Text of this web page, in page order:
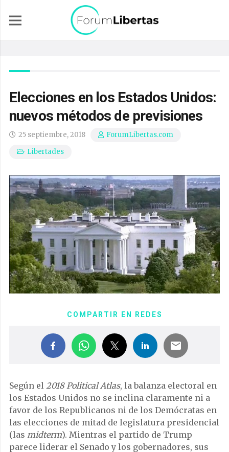
Elecciones en los Estados Unidos:
nuevos métodos de previsiones
25 septiembre, 2018
ForumLibertas.com
Libertades
COMPARTIR EN REDES
Según el 2018 Political Atlas, la balanza electoral en
los Estados Unidos no se inclina claramente ni a
favor de los Republicanos ni de los Demócratas en
las elecciones de mitad de legislatura presidencial
(las midterm). Mientras el partido de Trump
parece liderar el Senado y los gobernadores, sus